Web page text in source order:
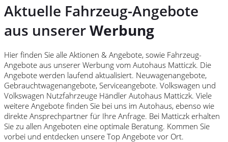
Aktuelle Fahrzeug-Angebote
aus unsererWerbung
Hier finden Sie alle Aktionen & Angebote, sowie Fahrzeug-
Angebote aus unserer Werbung vom Autohaus Matticzk. Die
Angebote werden laufend aktualisiert. Neuwagenangebote,
Gebrauchtwagenangebote, Serviceangebote. Volkswagen und
Volkswagen Nutzfahrzeuge Händler Autohaus Matticzk. Viele
weitere Angebote finden Sie bei uns im Autohaus, ebenso wie
direkte Ansprechpartner für Ihre Anfrage. Bei Matticzk erhalten
Sie zu allen Angeboten eine optimale Beratung. Kommen Sie
vorbei und entdecken unsere Top Angebote vor Ort.